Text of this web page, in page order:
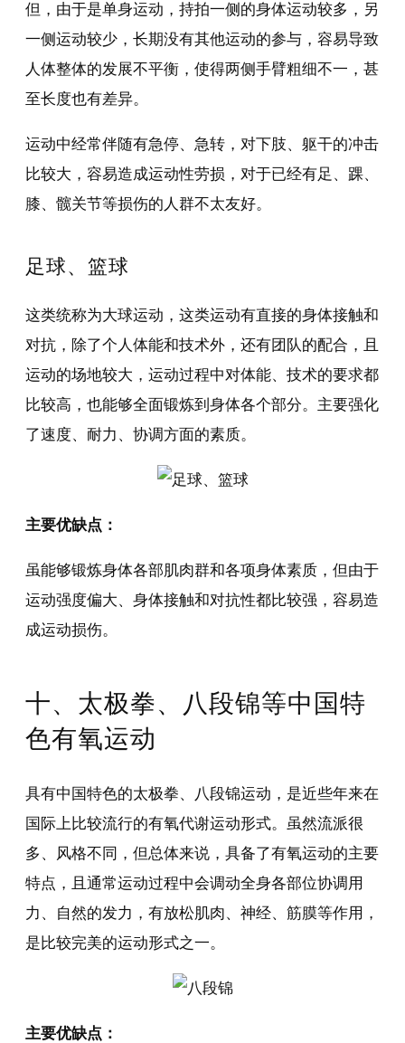
但，由于是单身运动，持拍一侧的身体运动较多，另
一侧运动较少，长期没有其他运动的参与，容易导致
人体整体的发展不平衡，使得两侧手臂粗细不一，甚
至长度也有差异。
运动中经常伴随有急停、急转，对下肢、躯干的冲击
比较大，容易造成运动性劳损，对于已经有足、踝、
膝、髋关节等损伤的人群不太友好。
足球、篮球
这类统称为大球运动，这类运动有直接的身体接触和
对抗，除了个人体能和技术外，还有团队的配合，且
运动的场地较大，运动过程中对体能、技术的要求都
比较高，也能够全面锻炼到身体各个部分。主要强化
了速度、耐力、协调方面的素质。
主要优缺点：
虽能够锻炼身体各部肌肉群和各项身体素质，但由于
运动强度偏大、身体接触和对抗性都比较强，容易造
成运动损伤。
十、太极拳、八段锦等中国特
色有氧运动
具有中国特色的太极拳、八段锦运动，是近些年来在
国际上比较流行的有氧代谢运动形式。虽然流派很
多、风格不同，但总体来说，具备了有氧运动的主要
特点，且通常运动过程中会调动全身各部位协调用
力、自然的发力，有放松肌肉、神经、筋膜等作用，
是比较完美的运动形式之一。
主要优缺点：